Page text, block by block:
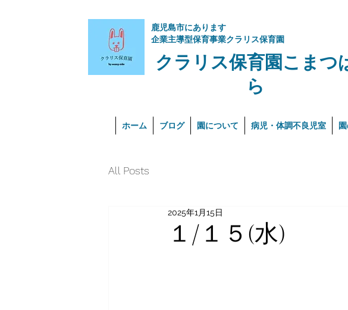
​鹿児島市にあります
企業主導型保育事業クラリス保育園
クラリス保育園こまつ
ら
ホーム ブログ 園について 病児・体調不良児室
All Posts
１/１５(水)
2025年1月15日